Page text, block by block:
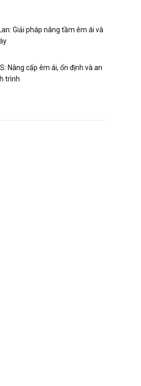
Giải pháp nâng tầm êm ái và
Nâng cấp êm ái, ổn định và an
trình